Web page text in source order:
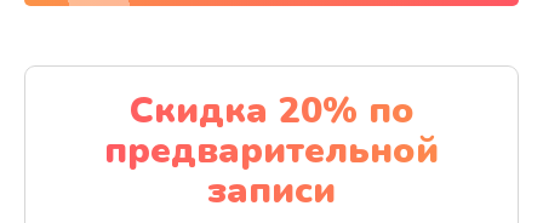
Заказать
Чистка от пыли
1060 руб.
Заказать
Скидка 20% по
предварительной
записи